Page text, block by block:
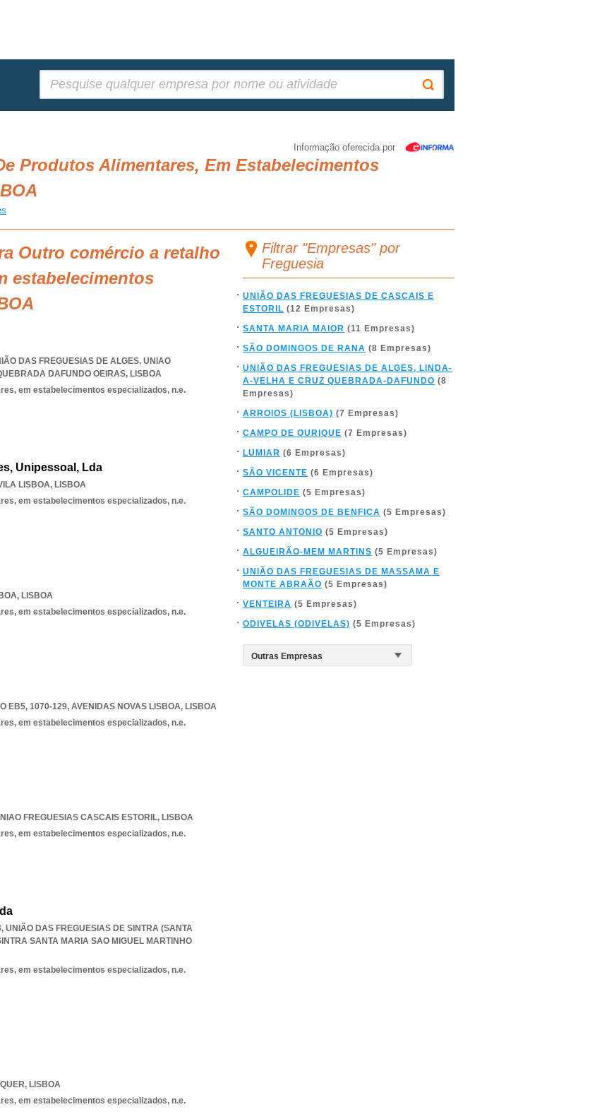
Informação oferecida por
Produtos Alimentares, Em Estabelecimentos
Outro comércio a retalho
estabelecimentos
DAS FREGUESIAS DE ALGES, UNIAO
DAFUNDO OEIRAS, LISBOA
em estabelecimentos especializados, n.e.
Unipessoal, Lda
LISBOA, LISBOA
em estabelecimentos especializados, n.e.
, LISBOA
em estabelecimentos especializados, n.e.
EB5, 1070-129, AVENIDAS NOVAS LISBOA, LISBOA
em estabelecimentos especializados, n.e.
FREGUESIAS CASCAIS ESTORIL, LISBOA
em estabelecimentos especializados, n.e.
UNIÃO DAS FREGUESIAS DE SINTRA (SANTA
SANTA MARIA SAO MIGUEL MARTINHO
em estabelecimentos especializados, n.e.
, LISBOA
em estabelecimentos especializados, n.e.
Filtrar "Empresas" por
Freguesia
UNIÃO DAS FREGUESIAS DE CASCAIS E
ESTORIL (12 Empresas)
SANTA MARIA MAIOR (11 Empresas)
SÃO DOMINGOS DE RANA (8 Empresas)
UNIÃO DAS FREGUESIAS DE ALGES, LINDA-
A-VELHA E CRUZ QUEBRADA-DAFUNDO (8
Empresas)
ARROIOS (LISBOA) (7 Empresas)
CAMPO DE OURIQUE (7 Empresas)
LUMIAR (6 Empresas)
SÃO VICENTE (6 Empresas)
CAMPOLIDE (5 Empresas)
SÃO DOMINGOS DE BENFICA (5 Empresas)
SANTO ANTONIO (5 Empresas)
ALGUEIRÃO-MEM MARTINS (5 Empresas)
UNIÃO DAS FREGUESIAS DE MASSAMA E
MONTE ABRAÃO (5 Empresas)
VENTEIRA (5 Empresas)
ODIVELAS (ODIVELAS) (5 Empresas)